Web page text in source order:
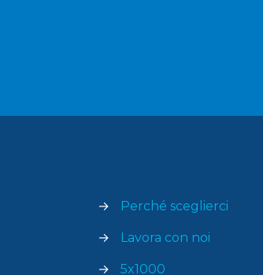
→ Perché sceglierci
→ Lavora con noi
→ 5x1000